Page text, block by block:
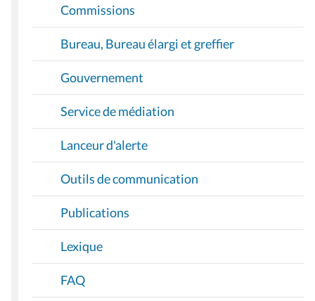
Commissions
Bureau, Bureau élargi et greffier
Gouvernement
Service de médiation
Lanceur d'alerte
Outils de communication
Publications
Lexique
FAQ